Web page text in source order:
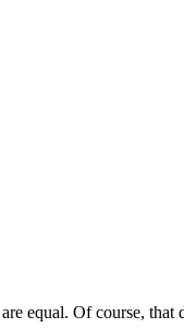
equal. Of course,